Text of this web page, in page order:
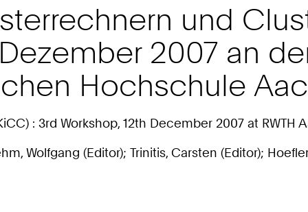
und
2007 an
Hochschule
: 3rd Workshop, 12th December 2007 at RWTH
Wolfgang (Editor); Trinitis, Carsten (Editor);